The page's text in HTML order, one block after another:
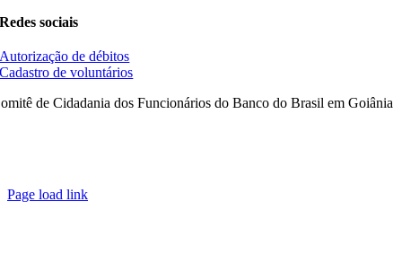
Redes sociais
Autorização de débitos
Cadastro de voluntários
de Cidadania dos Funcionários do Banco do Brasil em Goiânia
Page load link